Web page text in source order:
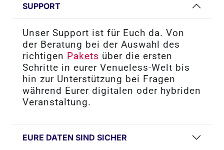
SUPPORT
Unser Support ist für Euch da. Von
der Beratung bei der Auswahl des
richtigen Pakets über die ersten
Schritte in eurer Venueless-Welt bis
hin zur Unterstützung bei Fragen
während Eurer digitalen oder hybriden
Veranstaltung.
EURE DATEN SIND SICHER